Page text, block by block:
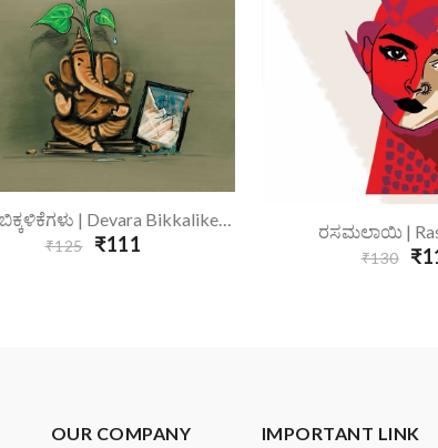
Add To Cart ದೇವರ ಬಿಕ್ಕಳಿಕೆಗಳು | Devara Bikkalikegalu
₹125₹111
Add To
ರಸಮಲಾಯಿ |
₹130
OUR COMPANY IMPORTANT LINK